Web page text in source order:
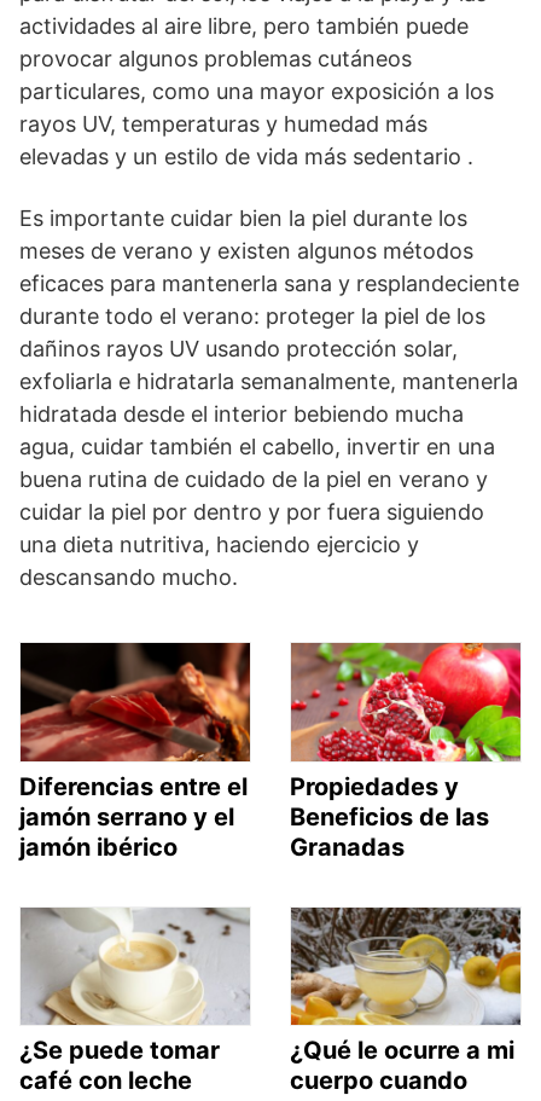
actividades al aire libre, pero también puede
provocar algunos problemas cutáneos
particulares, como una mayor exposición a los
rayos UV, temperaturas y humedad más
elevadas y un estilo de vida más sedentario .
Es importante cuidar bien la piel durante los
meses de verano y existen algunos métodos
eficaces para mantenerla sana y resplandeciente
durante todo el verano: proteger la piel de los
dañinos rayos UV usando protección solar,
exfoliarla e hidratarla semanalmente, mantenerla
hidratada desde el interior bebiendo mucha
agua, cuidar también el cabello, invertir en una
buena rutina de cuidado de la piel en verano y
cuidar la piel por dentro y por fuera siguiendo
una dieta nutritiva, haciendo ejercicio y
descansando mucho.
Diferencias entre el
jamón serrano y el
jamón ibérico
Propiedades y
Beneficios de las
Granadas
¿Se puede tomar
café con leche
¿Qué le ocurre a mi
cuerpo cuando